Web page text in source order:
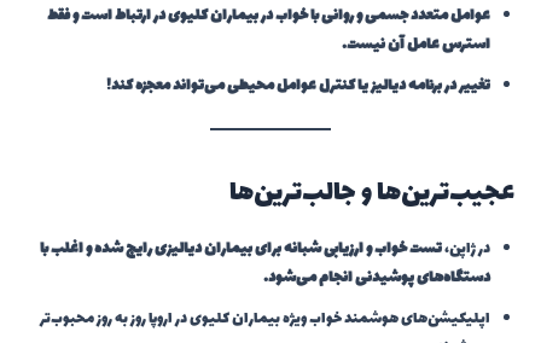
عوامل متعدد جسمی و روانی با خواب در بیماران کلیوی در ارتباط است و فقط
استرس عامل آن نیست.
تغییر در برنامه دیالیز یا کنترل عوامل محیطی می‌تواند معجزه کند!
عجیب‌ترین‌ها و جالب‌ترین‌ها
در ژاپن،تست خواب و ارزیابی شبانه برای بیماران دیالیزی رایج شده و اغلب با
دستگاه‌های پوشیدنی انجام می‌شود.
اپلیکیشن‌های هوشمند خواب ویژه بیماران کلیوی در اروپا روز به روز محبوب‌تر